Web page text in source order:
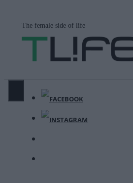
περιεχόμενο
The female side of life